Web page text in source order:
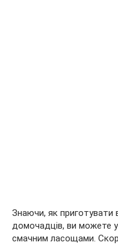
Знаючи, як приготувати
домочадців, ви можете
смачним ласощами.